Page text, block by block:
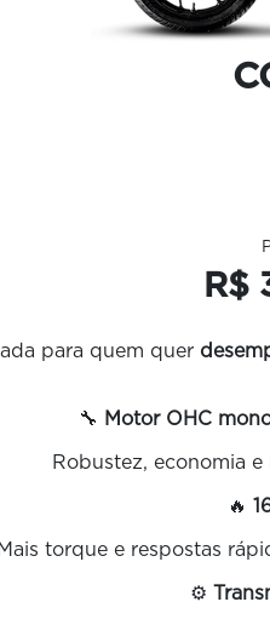
R$
para quem quer
🔧 Motor OHC
Robustez, economia
🔥
torque e respostas
⚙️